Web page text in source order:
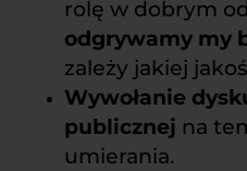
rolę w dobrym
odgrywamy my
zależy jakiej
Wywołanie
publicznej na
umierania.